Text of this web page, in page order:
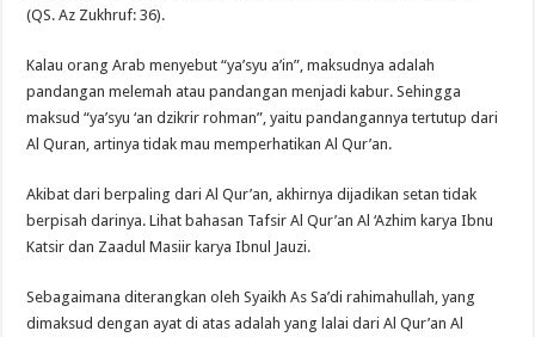
(QS. Az Zukhruf: 36).
Kalau orang Arab menyebut “ya’syu a’in”, maksudnya adalah
pandangan melemah atau pandangan menjadi kabur. Sehingga
maksud “ya’syu ‘an dzikrir rohman”, yaitu pandangannya tertutup dari
Al Quran, artinya tidak mau memperhatikan Al Qur’an.
Akibat dari berpaling dari Al Qur’an, akhirnya dijadikan setan tidak
berpisah darinya. Lihat bahasan Tafsir Al Qur’an Al ‘Azhim karya Ibnu
Katsir dan Zaadul Masiir karya Ibnul Jauzi.
Sebagaimana diterangkan oleh Syaikh As Sa’di rahimahullah, yang
dimaksud dengan ayat di atas adalah yang lalai dari Al Qur’an Al